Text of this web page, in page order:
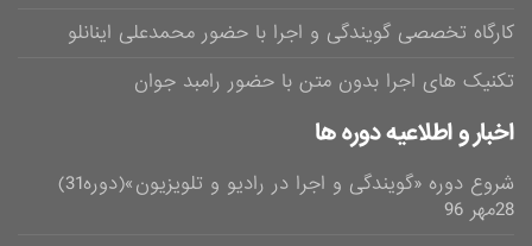
کارگاه تخصصی گویندگی و اجرا با حضور محمدعلی اینانلو
تکنیک های اجرا بدون متن با حضور رامبد جوان
اخبار و اطلاعیه دوره ها
شروع دوره «گویندگی و اجرا در رادیو و تلویزیون»(دوره31)
28مهر 96